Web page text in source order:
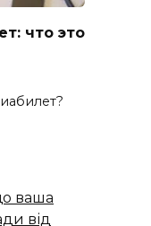
что это